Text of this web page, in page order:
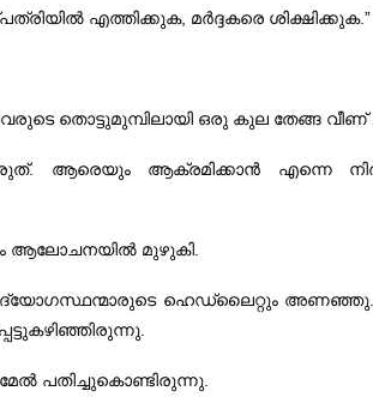
എത്തിക്കുക, മര്‍ദ്ദകരെ ശിക്ഷിക്കുക.”
തൊട്ടുമുമ്പിലായി ഒരു കുല തേങ്ങ വീണ്‌
ആരെയും ആക്രമിക്കാന്‍ എന്നെ
ആലോചനയില്‍ മുഴുകി.
ഹെഡ്‌ലൈറ്റും അണഞ്ഞു.
പതിച്ചുകൊണ്ടിരുന്നു.